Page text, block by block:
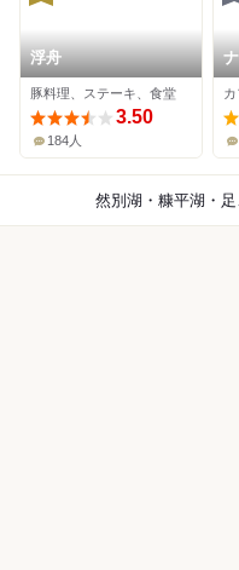
浮舟
豚料理、ステーキ、食堂
3.50
184人
然